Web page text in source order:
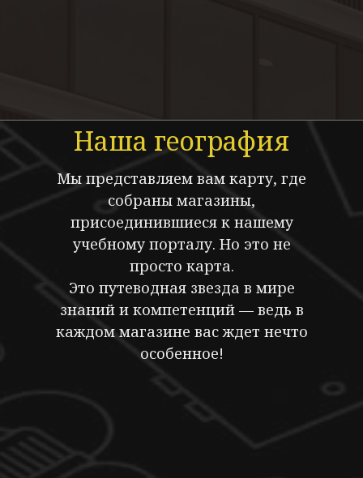
Наша география
Мы представляем вам карту, где
собраны магазины,
присоединившиеся к нашему
учебному порталу. Но это не
просто карта.
Это путеводная звезда в мире
знаний и компетенций — ведь в
каждом магазине вас ждет нечто
особенное!